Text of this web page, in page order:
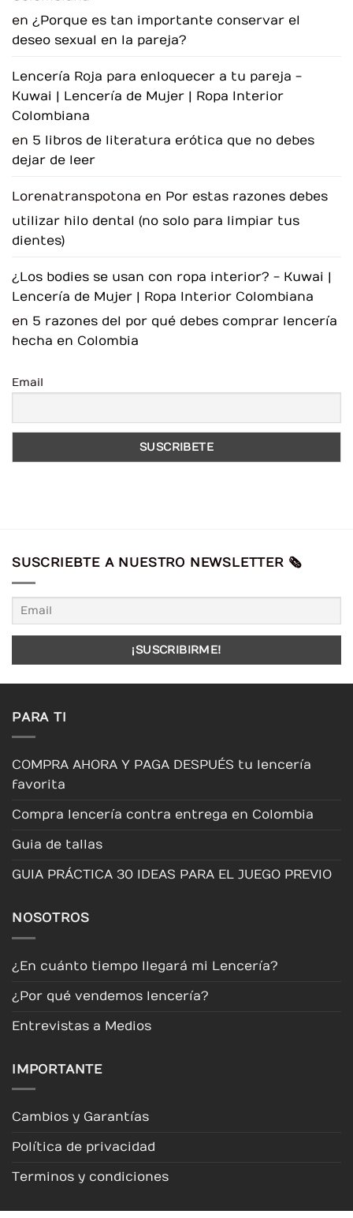
en ¿Porque es tan importante conservar el
deseo sexual en la pareja?
Lencería Roja para enloquecer a tu pareja -
Kuwai | Lencería de Mujer | Ropa Interior
Colombiana
en 5 libros de literatura erótica que no debes
dejar de leer
Lorenatranspotona en Por estas razones debes
utilizar hilo dental (no solo para limpiar tus
dientes)
¿Los bodies se usan con ropa interior? - Kuwai |
Lencería de Mujer | Ropa Interior Colombiana
en 5 razones del por qué debes comprar lencería
hecha en Colombia
Email
SUSCRIEBTE A NUESTRO NEWSLETTER 🗞️
PARA TI
COMPRA AHORA Y PAGA DESPUÉS tu lencería
favorita
Compra lencería contra entrega en Colombia
Guia de tallas
GUIA PRÁCTICA 30 IDEAS PARA EL JUEGO PREVIO
NOSOTROS
¿En cuánto tiempo llegará mi Lencería?
¿Por qué vendemos lencería?
Entrevistas a Medios
IMPORTANTE
Cambios y Garantías
Política de privacidad
Terminos y condiciones